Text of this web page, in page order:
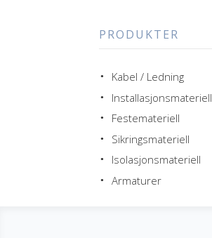
PRODUKTER
Kabel / Ledning
Installasjonsmateriell
Festemateriell
Sikringsmateriell
Isolasjonsmateriell
Armaturer